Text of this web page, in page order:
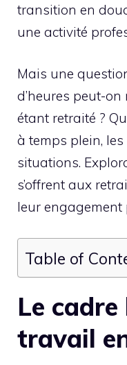
transition en
une activité
Mais une
d’heures peut-
étant retraité ?
à temps plein,
situations.
s’offrent aux
leur engagement
Table of
Le
travail